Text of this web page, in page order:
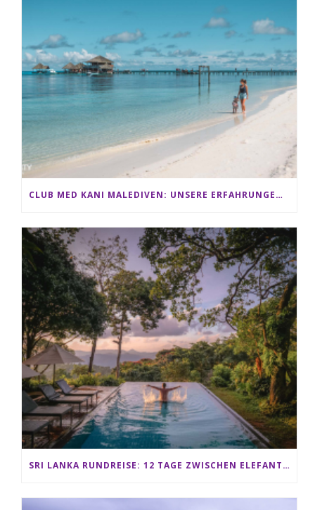
CLUB MED KANI MALEDIVEN: UNSERE ERFAHRUNGEN IM ALL-INCLUSIVE PARADIES
SRI LANKA RUNDREISE: 12 TAGE ZWISCHEN ELEFANTEN, TEEPLANTAGEN & STRAND ALS FAMILIE